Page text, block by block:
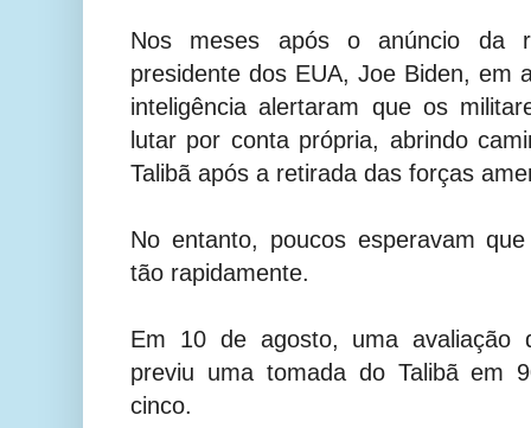
Nos meses após o anúncio da
presidente dos EUA, Joe Biden, em
inteligência alertaram que os
lutar por conta própria, abrindo
Talibã após a retirada das forças
No entanto, poucos esperavam
tão rapidamente.
Em 10 de agosto, uma avaliação
previu uma tomada do Talibã em
cinco.